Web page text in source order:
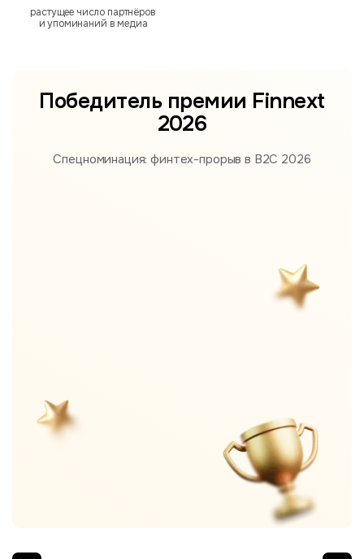
растущее число партнёров
и упоминаний в медиа
Победитель премии Finnext
2026
Спецноминация: финтех-прорыв в B2С 2026